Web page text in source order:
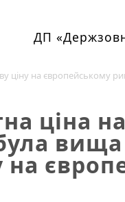
ДП
ціну на європейському
ціна на
вища
на